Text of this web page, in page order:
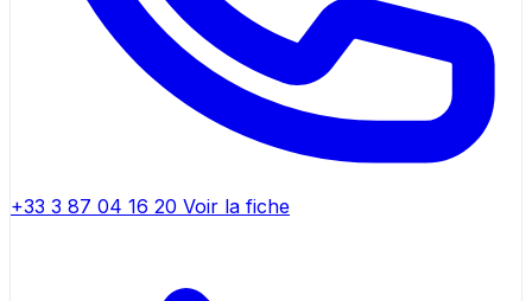
+33 3 87 04 16 20 Voir la fiche